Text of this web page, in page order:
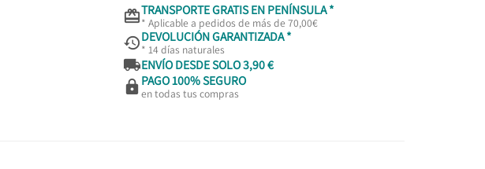
TRANSPORTE GRATIS EN PENÍNSULA *
* Aplicable a pedidos de más de 70,00€
DEVOLUCIÓN GARANTIZADA *
* 14 días naturales
ENVÍO DESDE SOLO 3,90 €
 PAGO 100% SEGURO
en todas tus compras